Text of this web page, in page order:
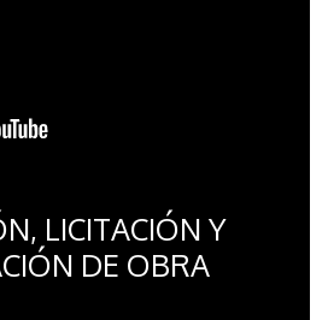
LICITACIÓN Y
DE OBRA